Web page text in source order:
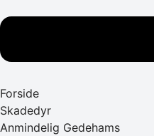
Forside
Skadedyr
Anmindelig Gedehams